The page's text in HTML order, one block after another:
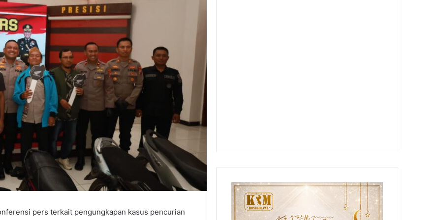
pers terkait pengungkapan kasus pencurian